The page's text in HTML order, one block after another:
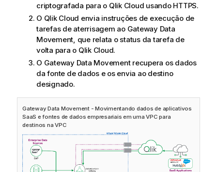
criptografada para o Qlik Cloud usando HTTPS.
O Qlik Cloud envia instruções de execução de
tarefas de aterrisagem ao Gateway Data
Movement , que relata o status da tarefa de
volta para o Qlik Cloud.
O Gateway Data Movementrecupera os dados
da fonte de dados e os envia ao destino
designado.
Gateway Data Movement- Movimentando dados de aplicativos
SaaS e fontes de dados empresariais em uma VPC para
destinos na VPC